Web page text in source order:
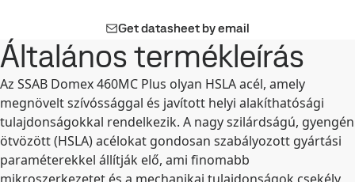
Get datasheet by email
Általános termékleírás
Az SSAB Domex 460MC Plus olyan HSLA acél, amely
megnövelt szívóssággal és javított helyi alakíthatósági
tulajdonságokkal rendelkezik. A nagy szilárdságú, gyengén
ötvözött (HSLA) acélokat gondosan szabályozott gyártási
paraméterekkel állítják elő, ami finomabb